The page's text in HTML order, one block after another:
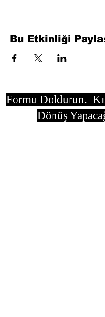
Bu Etkinliği
Formu Doldurun.
Dönüş